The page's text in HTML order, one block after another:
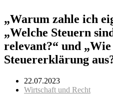
„Warum zahle ich
„Welche Steuern
relevant?“ und
Steuererklärung
22.07.2023
Wirtschaft und Recht